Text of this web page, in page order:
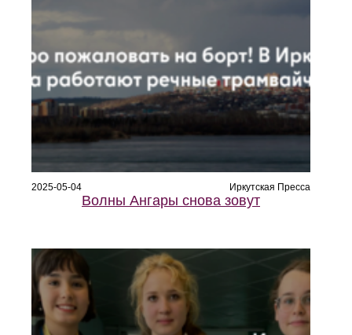
2025-05-04 Иркутская Пресса
Волны Ангары снова зовут